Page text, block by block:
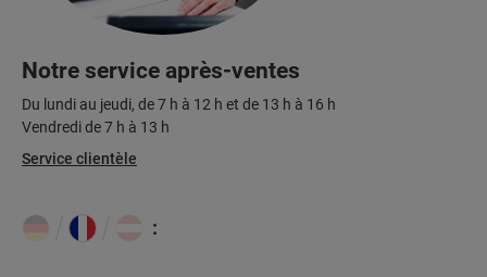
Notre service après-ventes
Du lundi au jeudi, de 7 h à 12 h et de 13 h à 16 h
Vendredi de 7 h à 13 h
Service clientèle
: